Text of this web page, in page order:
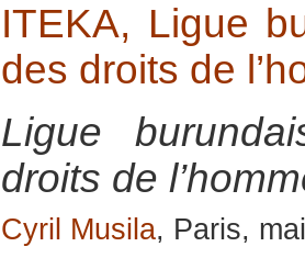
ITEKA, Ligue
des droits de
Ligue
droits de
Cyril Musila, Paris,